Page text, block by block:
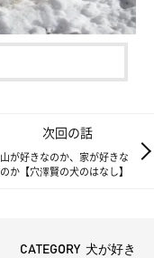
次回の話
山が好きなのか、家が好きな
のか【穴澤賢の犬のはなし】
CATEGORY 犬が好き